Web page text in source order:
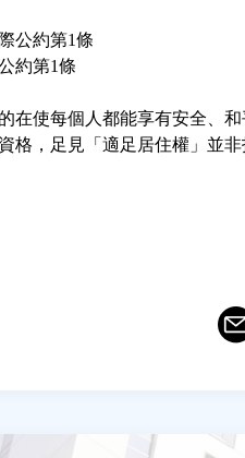
公約第1條
約第1條
在使每個人都能享有安全、
格，足見「適足居住權」並非